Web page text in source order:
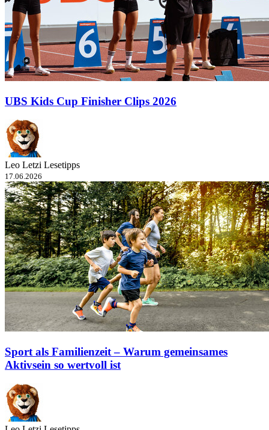
UBS Kids Cup Finisher Clips 2026
Leo Letzi Lesetipps
17.06.2026
Sport als Familienzeit – Warum gemeinsames
Aktivsein so wertvoll ist